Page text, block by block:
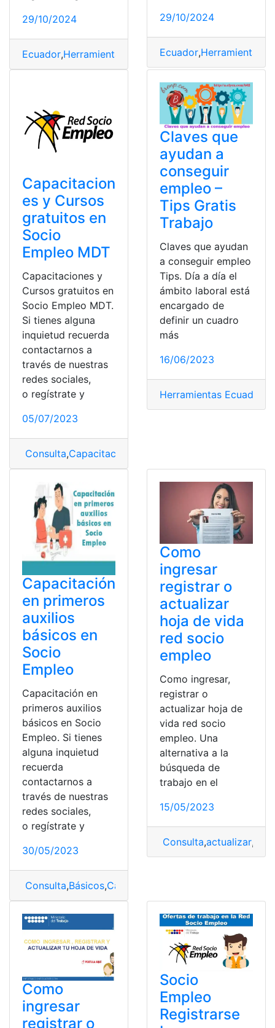
29/10/2024
Ecuador,Herramientas Ecuador,Socio Empleo
29/10/2024
Ecuador,Herramientas
Capacitacion
es y Cursos
gratuitos en
Socio
Empleo MDT
Capacitaciones y
Cursos gratuitos en
Socio Empleo MDT.
Si tienes alguna
inquietud recuerda
contactarnos a
través de nuestras
redes sociales,
o regístrate y
05/07/2023
Consulta,Capacitaciones
Claves que
ayudan a
conseguir
empleo –
Tips Gratis
Trabajo
Claves que ayudan
a conseguir empleo
Tips. Día a día el
ámbito laboral está
encargado de
definir un cuadro
más
16/06/2023
Herramientas Ecuador
Capacitación
en primeros
auxilios
básicos en
Socio
Empleo
Capacitación en
primeros auxilios
básicos en Socio
Empleo. Si tienes
alguna inquietud
recuerda
contactarnos a
través de nuestras
redes sociales,
o regístrate y
30/05/2023
Consulta,Básicos,Capacitación
Como
ingresar
registrar o
actualizar
hoja de vida
red socio
empleo
Como ingresar,
registrar o
actualizar hoja de
vida red socio
empleo. Una
alternativa a la
búsqueda de
trabajo en el
15/05/2023
Consulta,actualizar,
Como
ingresar
registrar o
Socio
Empleo
Registrarse